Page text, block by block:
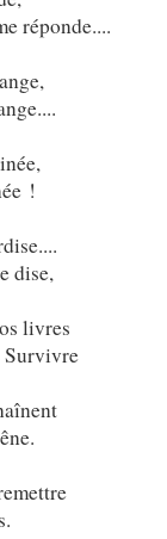
réponde....
!
dise,
livres
Survivre